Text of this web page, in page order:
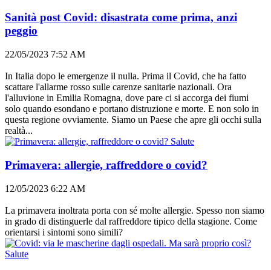
Sanità post Covid: disastrata come prima, anzi
peggio
22/05/2023 7:52 AM
In Italia dopo le emergenze il nulla. Prima il Covid, che ha fatto
scattare l'allarme rosso sulle carenze sanitarie nazionali. Ora
l'alluvione in Emilia Romagna, dove pare ci si accorga dei fiumi
solo quando esondano e portano distruzione e morte. E non solo in
questa regione ovviamente. Siamo un Paese che apre gli occhi sulla
realtà...
Salute
Primavera: allergie, raffreddore o covid?
12/05/2023 6:22 AM
La primavera inoltrata porta con sé molte allergie. Spesso non siamo
in grado di distinguerle dal raffreddore tipico della stagione. Come
orientarsi i sintomi sono simili?
Salute